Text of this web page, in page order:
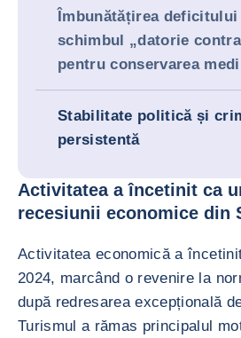
Îmbunătățirea
schimbul „datorie
pentru conservarea
Stabilitate politică și
persistentă
Activitatea a încetinit ca
recesiunii economice din
Activitatea economică a
2024, marcând o revenire la
după redresarea excepțională
Turismul a rămas principalul